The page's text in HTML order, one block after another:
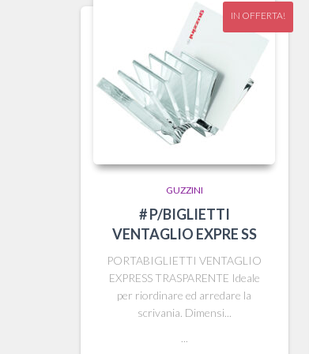
IN OFFERTA!
GUZZINI
# P/BIGLIETTI
VENTAGLIO EXPRE SS
PORTABIGLIETTI VENTAGLIO
EXPRESS TRASPARENTE Ideale
per riordinare ed arredare la
scrivania. Dimensi...